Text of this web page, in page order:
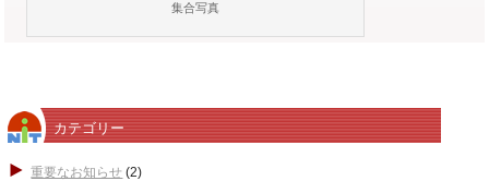
集合写真
カテゴリー
重要なお知らせ (2)